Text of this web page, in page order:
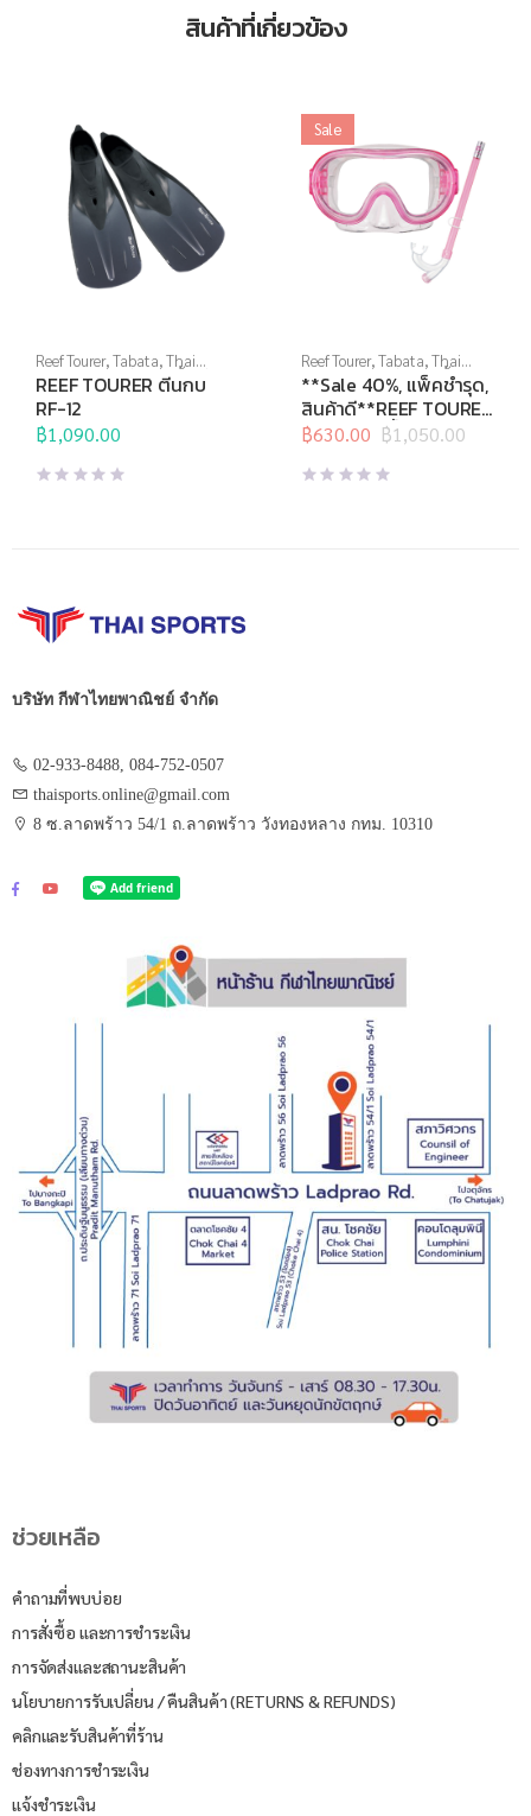
สินค้าที่เกี่ยวข้อง
Reef Tourer,Tabata,Thai
Sports Brand,กีฬาทางน้ำ, ตีน
กบ,อุปกรณ์ดำน้ำ
REEF TOURER ตีนกบ
RF-12
฿1,090.00
Sale
Reef Tourer,Tabata,Thai
Sports Brand,กีฬาทางน้ำ,
หน้ากากดำน้ำ,อุปกรณ์ดำน้ำ
**Sale 40%, แพ็คชำรุด,
สินค้าดี**REEF TOURER
หน้ากากดำน้ำชุด สำหรับ
RC9201
฿1,050.00
Original
price
was:
฿630.00
Current
price
is:
บริษัท กีฬาไทยพาณิชย์ จำกัด
02-933-8488, 084-752-0507
thaisports.online@gmail.com
8 ซ.ลาดพร้าว 54/1 ถ.ลาดพร้าว วังทองหลาง กทม. 10310
ช่วยเหลือ
คำถามที่พบบ่อย
การสั่งซื้อ และการชำระเงิน
การจัดส่งและสถานะสินค้า
นโยบายการรับเปลี่ยน / คืนสินค้า (RETURNS & REFUNDS)
คลิกและรับสินค้าที่ร้าน
ช่องทางการชำระเงิน
แจ้งชำระเงิน